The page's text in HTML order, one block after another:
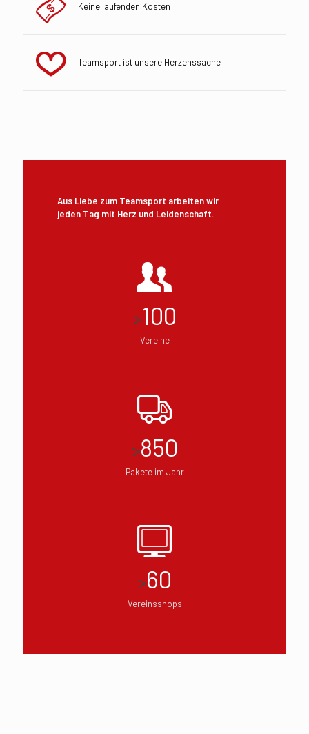
Keine laufenden Kosten
Teamsport ist unsere Herzenssache
Aus Liebe zum Teamsport arbeiten wir
jeden Tag mit Herz und Leidenschaft.
>100
Vereine
>850
Pakete im Jahr
>60
Vereinsshops